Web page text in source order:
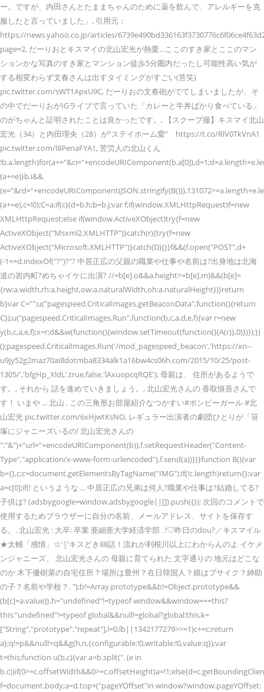
ー。ですが、内田さんとたままちゃんのために薬を飲んで、アレルギーを克
服したと言っていました」, 引用元：
https://news.yahoo.co.jp/articles/
page=2, だーりおとキスマイの北山宏光が熱愛…ここのすき家とここのマン
ションかな写真のすき家とマンション徒歩5分圏内だったし可能性高い気が
する相変わらず文春さんは出すタイミングがすごい(苦笑)
pic.twitter.com/sWT1ApxU9C, だーりおの文春砲がでてしまいましたが、そ
の中でだーりおがIGライブで言っていた「カレーと牛丼ばかり食べている」
のがちゃんと証明されたことは良かったです。, 【スクープ撮】キスマイ北山
宏光（34）と内田理央（28）が“ステイホーム愛” https://t.co/RlV0TkVnA1
pic.twitter.com/l8PenaFYA1, 苦労人の北山くん
!b.a.length)for(a+="&ci="+encodeURIComponent(b.a[0]),d=1;d
(a+=e)}b.i&&
(a+=e),c=!0);C=a;if(c){d=b.h;b=b.j;var f;if(window.XMLHttpRequest)f=new
XMLHttpRequest;else if(window.ActiveXObject)try{f=new
ActiveXObject("Msxml2.XMLHTTP")}catch(r){try{f=new
ActiveXObject("Microsoft.XMLHTTP")}catch(D){}}f&&(f.open("POST",d+
(-1==d.indexOf("?")?"? 中居正広の父親の職業や仕事や名前は?出身地は北海
道の岩内町?めちゃイケに出演? //=b[e].o&&a.height>=b[e].m)&&(b[e]=
{rw:a.width,rh:a.height,ow:a.naturalWidth,oh:a.naturalHeight})}return
b}var C="";u("pagespeed.CriticalImages.getBeaconData",function(){return
C});u("pagespeed.CriticalImages.Run",function(b,c,a,d,e,f){var r=new
y(b,c,a,e,f);x=r;d&&w(function(){window.setTimeout(function(){A(r)},0)})});})
();pagespeed.CriticalImages.Run('/mod_pagespeed_beacon','https://xn--
u9jy52g2maz70ai8dotmba8334alk1a16bw4cs06h.com/2015/10/25/post-
1305/','bfgHp_XldL',true,false,'lAxuopcqRQE'); 母親は、 住所があるようで
す。, それから 話を進めていきましょう。, 北山宏光さんの 香取慎吾さんで
す！ いまや ... 北山 . この三角形お部屋紹介なつかすい#ボンビーガール #北
山宏光 pic.twitter.com/6xHjwtKsNO, レギュラー出演者の劇団ひとりが「笹
塚にジャニーズいるの! 北山宏光さんの
":"&")+"url="+encodeURIComponent(b)),f.setRequestHeader("Content-
Type","application/x-www-form-urlencoded"),f.send(a))}}}function B(){var
b={},c;c=document.getElementsByTagName("IMG");if(!c.length)return{};var
a=c[0];if(! というような ... 中居正広の兄弟は何人?職業や仕事は?結婚してる?
子供は? (adsbygoogle=window.adsbygoogle||[]).push({}); 次回のコメントで
使用するためブラウザーに自分の名前、メールアドレス、サイトを保存す
る。. 北山宏光 : 大卒: 卒業 亜細亜大学経済学部 . !♡昨日のdou?／キスマイル
★太輔「感情」☆'|'キスどき88話！流れが利根川以上にわからんのよ イケメ
ンジャニーズ、 北山宏光さんの 母親に育てられた 文字通りの 地元はどこな
のか 木下優樹菜の自宅住所？場所は豊州？在日韓国人？娘はブサイク？紳助
の子？名前や学校？. ");b!=Array.prototype&&b!=Object.prototype&&
(b[c]=a.value)},h="undefined"!=typeof window&&window===this?
this:"undefined"!=typeof global&&null!=global?global:this,k=
["String","prototype","repeat"],l=0;lb||1342177279>>=1)c+=c;return
a};q!=p&&null!=q&&g(h,n,{configurable:!0,writable:!0,value:q});var
t=this;function u(b,c){var a=b.split(". (e in
f=document.body;a=d.top+("pageYOffset"in window?window.pageYOffset: